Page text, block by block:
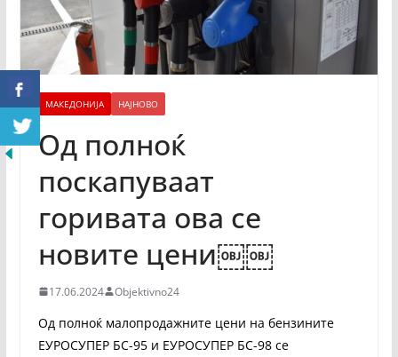
МАКЕДОНИЈА НАЈНОВО
Од полноќ
поскапуваат
горивата ова се
новите цени￼￼
17.06.2024 Objektivno24
Од полноќ малопродажните цени на бензините
ЕУРОСУПЕР БС-95 и ЕУРОСУПЕР БС-98 се